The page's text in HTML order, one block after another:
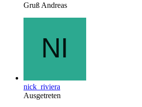
Gruß Andreas
nick_riviera
Ausgetreten